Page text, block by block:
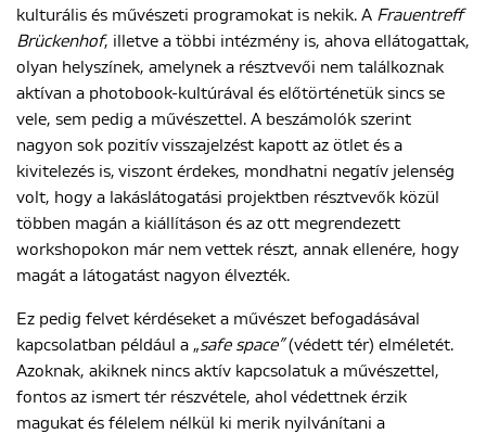
kulturális és művészeti programokat is nekik. A Frauentreff
Brückenhof, illetve a többi intézmény is, ahova ellátogattak,
olyan helyszínek, amelynek a résztvevői nem találkoznak
aktívan a photobook-kultúrával és előtörténetük sincs se
vele, sem pedig a művészettel. A beszámolók szerint
nagyon sok pozitív visszajelzést kapott az ötlet és a
kivitelezés is, viszont érdekes, mondhatni negatív jelenség
volt, hogy a lakáslátogatási projektben résztvevők közül
többen magán a kiállításon és az ott megrendezett
workshopokon már nem vettek részt, annak ellenére, hogy
magát a látogatást nagyon élvezték.
Ez pedig felvet kérdéseket a művészet befogadásával
kapcsolatban például a „safe space”(védett tér) elméletét.
Azoknak, akiknek nincs aktív kapcsolatuk a művészettel,
fontos az ismert tér részvétele, ahol védettnek érzik
magukat és félelem nélkül ki merik nyilvánítani a